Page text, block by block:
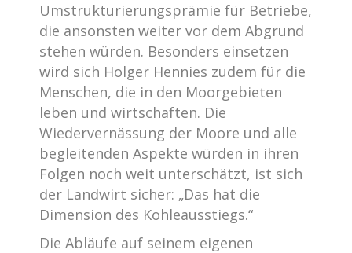
Umstrukturierungsprämie für Betriebe,
die ansonsten weiter vor dem Abgrund
stehen würden. Besonders einsetzen
wird sich Holger Hennies zudem für die
Menschen, die in den Moorgebieten
leben und wirtschaften. Die
Wiedervernässung der Moore und alle
begleitenden Aspekte würden in ihren
Folgen noch weit unterschätzt, ist sich
der Landwirt sicher: „Das hat die
Dimension des Kohleausstiegs.“
Die Abläufe auf seinem eigenen